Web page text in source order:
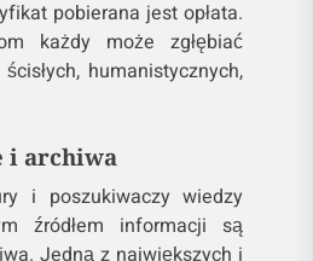
pobierana jest opłata.
każdy może zgłębiać
humanistycznych,
i archiwa
i poszukiwaczy wiedzy
źródłem informacji są
Jedną z największych i